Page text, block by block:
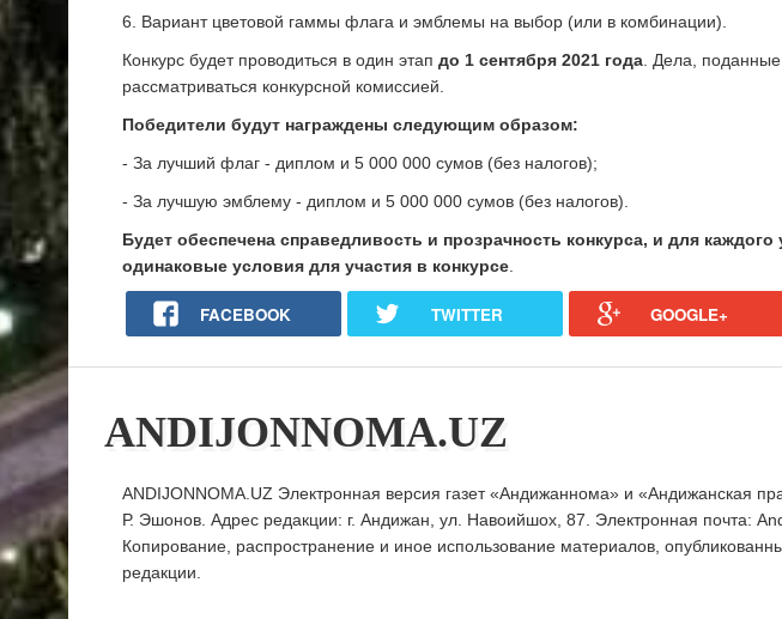
6. Вариант цветовой гаммы флага и эмблемы на выбор (или в комбинации).
Конкурс будет проводиться в один этап до 1 сентября 2021 года . Дела,
рассматриваться конкурсной комиссией.
Победители будут награждены следующим образом:
- За лучший флаг - диплом и 5 000 000 сумов (без налогов);
- За лучшую эмблему - диплом и 5 000 000 сумов (без налогов).
Будет обеспечена справедливость и прозрачность конкурса, и для каждого
одинаковые условия для участия в конкурсе
FACEBOOK TWITTER GOOGLE+
ANDIJONNOMA.UZ
ANDIJONNOMA.UZ Электронная версия газет «Андижаннома» и «Андижанская
Р. Эшонов. Адрес редакции: г. Андижан, ул. Навоийшох, 87. Электронная почта:
Копирование, распространение и иное использование материалов,
редакции.